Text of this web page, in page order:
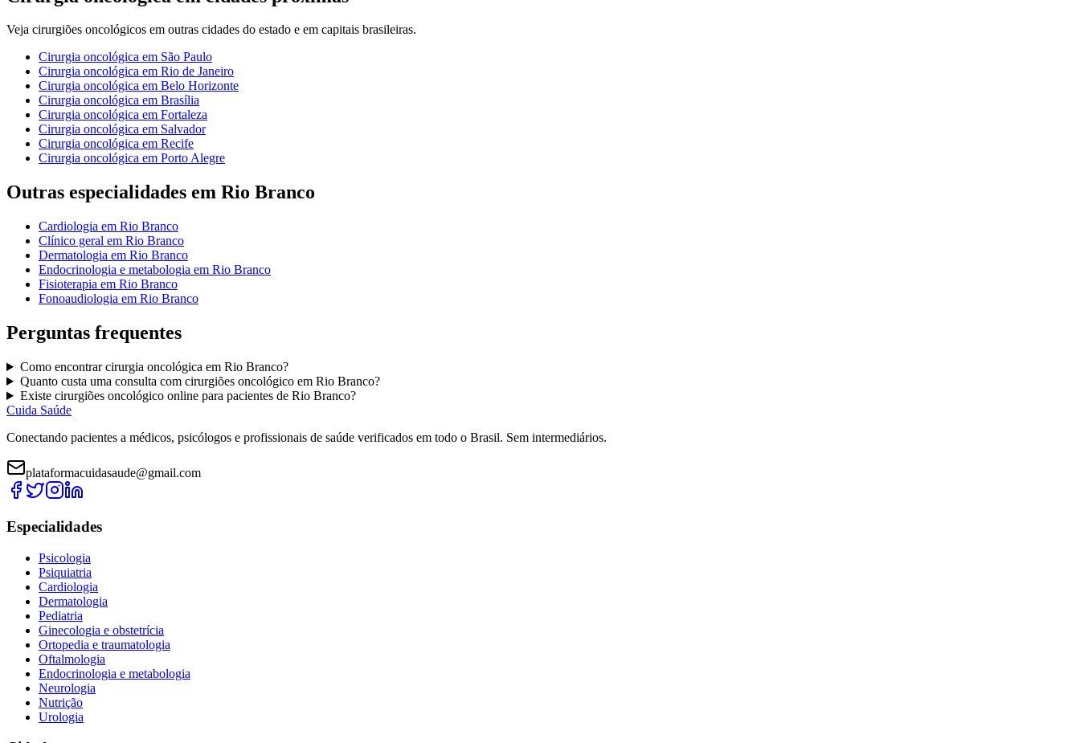
Veja cirurgiões oncológicos em outras cidades do estado e em capitais brasileiras.
Cirurgia oncológica em São Paulo
Cirurgia oncológica em Rio de Janeiro
Cirurgia oncológica em Belo Horizonte
Cirurgia oncológica em Brasília
Cirurgia oncológica em Fortaleza
Cirurgia oncológica em Salvador
Cirurgia oncológica em Recife
Cirurgia oncológica em Porto Alegre
Outras especialidades em Rio Branco
Cardiologia em Rio Branco
Clínico geral em Rio Branco
Dermatologia em Rio Branco
Endocrinologia e metabologia em Rio Branco
Fisioterapia em Rio Branco
Fonoaudiologia em Rio Branco
Perguntas frequentes
Como encontrarcirurgia oncológica em Rio Branco?
Quanto custa uma consulta com cirurgiões oncológicoem Rio Branco?
Existe cirurgiões oncológicoonline para pacientes de Rio Branco?
Cuida Saúde
Conectando pacientes a médicos, psicólogos e profissionais de saúde verificados em todo o Brasil. Sem intermediários.
plataformacuidasaude@gmail.com
Especialidades
Psicologia
Psiquiatria
Cardiologia
Dermatologia
Pediatria
Ginecologia e obstetrícia
Ortopedia e traumatologia
Oftalmologia
Endocrinologia e metabologia
Neurologia
Nutrição
Urologia